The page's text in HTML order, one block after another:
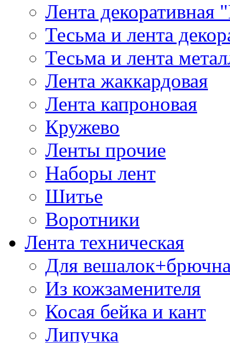
Лента декоративная
Тесьма и лента
Тесьма и лента
Лента жаккардовая
Лента капроновая
Кружево
Ленты прочие
Наборы лент
Шитье
Воротники
Лента техническая
Для
Из кожзаменителя
Косая бейка и кант
Липучка